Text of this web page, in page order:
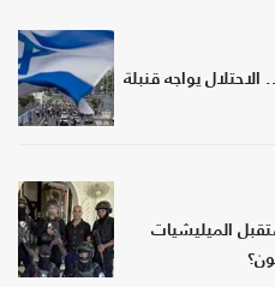
الاحتلال يواجه قنبلة
الميليشيات